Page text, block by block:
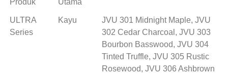
Produk
Utama
ULTRA
Series
Kayu JVU 301 Midnight Maple, JVU
302 Cedar Charcoal, JVU 303
Bourbon Basswood, JVU 304
Tinted Truffle, JVU 305 Rustic
Rosewood, JVU 306 Ashbrown